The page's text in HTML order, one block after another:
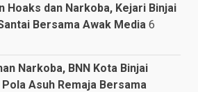
Hoaks dan Narkoba, Kejari Binjai
Bersama Awak Media 6
Narkoba, BNN Kota Binjai
Asuh Remaja Bersama